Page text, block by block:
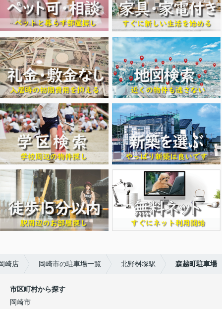
崎店 岡崎市の駐車場一覧 北野桝塚駅 森越町駐車場
市区町村から探す
岡崎市